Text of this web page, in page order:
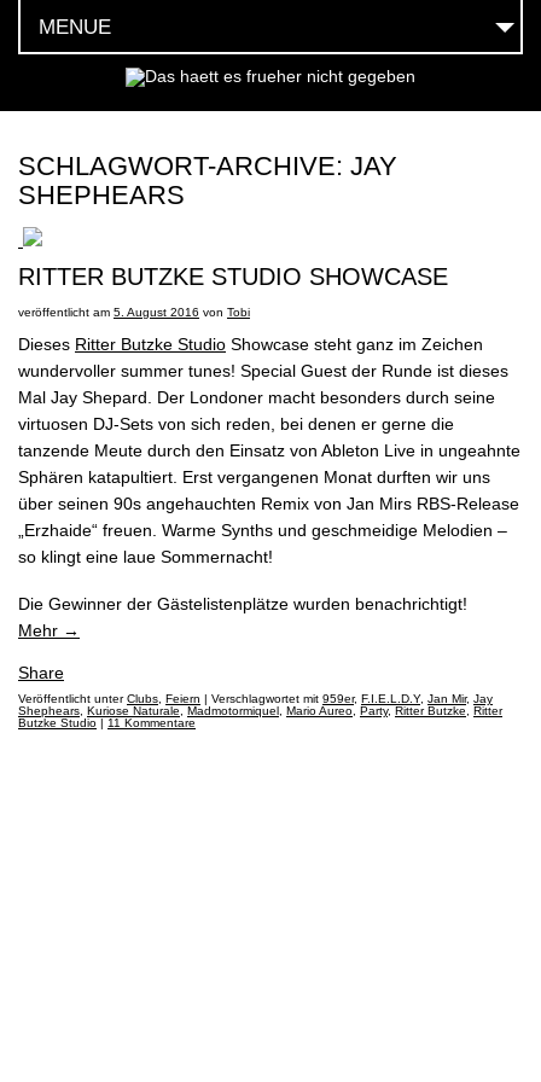
MENUE
HOEREN
FEIERN
MOEGEN
HABEN
SOCIAL
TEAM
KONTAKT
SCHLAGWORT-ARCHIVE: JAY
SHEPHEARS
RITTER BUTZKE STUDIO SHOWCASE
veröffentlicht am 5. August 2016 von Tobi
Dieses Ritter Butzke Studio Showcase steht ganz im Zeichen
wundervoller summer tunes! Special Guest der Runde ist dieses
Mal Jay Shepard. Der Londoner macht besonders durch seine
virtuosen DJ-Sets von sich reden, bei denen er gerne die
tanzende Meute durch den Einsatz von Ableton Live in ungeahnte
Sphären katapultiert. Erst vergangenen Monat durften wir uns
über seinen 90s angehauchten Remix von Jan Mirs RBS-Release
„Erzhaide“ freuen. Warme Synths und geschmeidige Melodien –
so klingt eine laue Sommernacht!
Die Gewinner der Gästelistenplätze wurden benachrichtigt!
Mehr →
Share
Veröffentlicht unter Clubs Feiern | Verschlagwortet mit 959er, F.I.E.L.D.Y, Jan Mir, Jay
Shephears Kuriose Naturale Madmotormiquel Mario Aureo Party, Ritter Butzke
Ritter
Butzke Studio | 11 Kommentare